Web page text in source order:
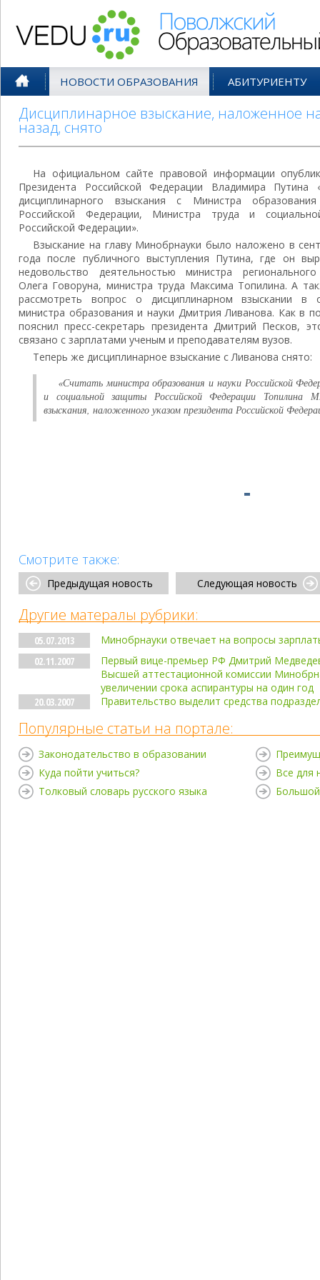
НОВОСТИ ОБРАЗОВАНИЯ АБИТУРИЕНТУ
Дисциплинарное взыскание, наложенное
назад, снято
На официальном сайте правовой информации
Президента Российской Федерации Владимира Путина
дисциплинарного взыскания с Министра
Российской Федерации, Министра труда и
Российской Федерации».
Взыскание на главу Минобрнауки было наложено в
года после публичного выступления Путина, где он
недовольство деятельностью министра
Олега Говоруна, министра труда Максима Топилина. А
рассмотреть вопрос о дисциплинарном взыскании в
министра образования и науки Дмитрия Ливанова. Как в
пояснил пресс-секретарь президента Дмитрий Песков,
связано с зарплатами ученым и преподавателям вузов.
Теперь же дисциплинарное взыскание с Ливанова снято:
«Считать министра образования и науки Российской
и социальной защиты Российской Федерации Топилина
взыскания, наложенного указом президента Российской
Смотрите также:
Предыдущая новость Следующая новость
Другие матералы рубрики:
05.07.2013
Минобрнауки отвечает на вопросы
02.11.2007
Первый вице-премьер РФ Дмитрий
Высшей аттестационной комиссии
увеличении срока аспирантуры на один год
20.03.2007
Правительство выделит средства
Популярные статьи на портале:
Законодательство в образовании
Куда пойти учиться?
Толковый словарь русского языка
Все для
Большой